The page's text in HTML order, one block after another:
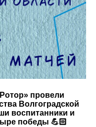
провели
Волгоградской
воспитанники и
победы 💪🏻